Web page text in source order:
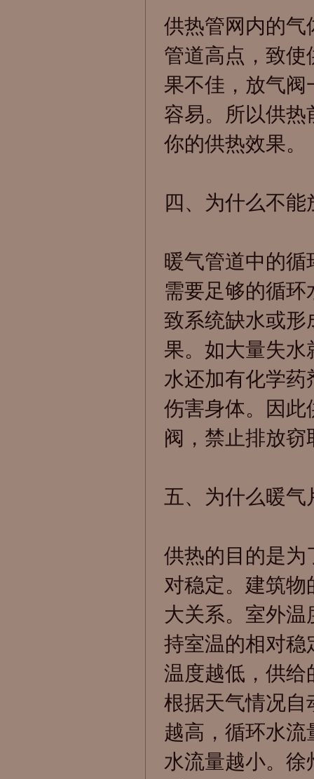
供热管网内的气
管道高点，致
果不佳，放气
容易。所以供
你的供热效果。
四、为什么不
暖气管道中的
需要足够的循
致系统缺水或形
果。如大量失
水还加有化学
伤害身体。因此
阀，禁止排放
五、为什么暖气
供热的目的是为
对稳定。建筑
大关系。室外
持室温的相对稳
温度越低，供给
根据天气情况自
越高，循环水
水流量越小。 徐